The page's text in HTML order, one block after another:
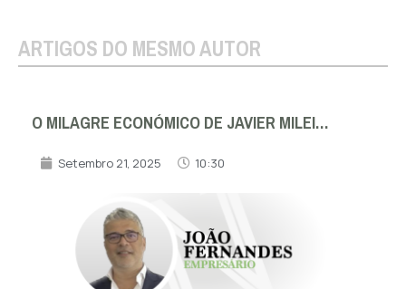
ARTIGOS DO MESMO AUTOR
O MILAGRE ECONÓMICO DE JAVIER MILEI…
Setembro 21, 2025 10:30